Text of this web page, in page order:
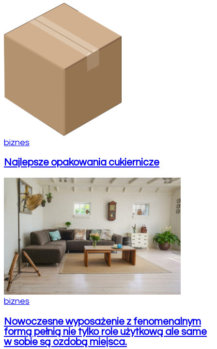
biznes
Najlepsze opakowania cukiernicze
biznes
Nowoczesne wyposażenie z fenomenalnym
formą pełnią nie tylko role użytkową ale same
w sobie są ozdobą miejsca.